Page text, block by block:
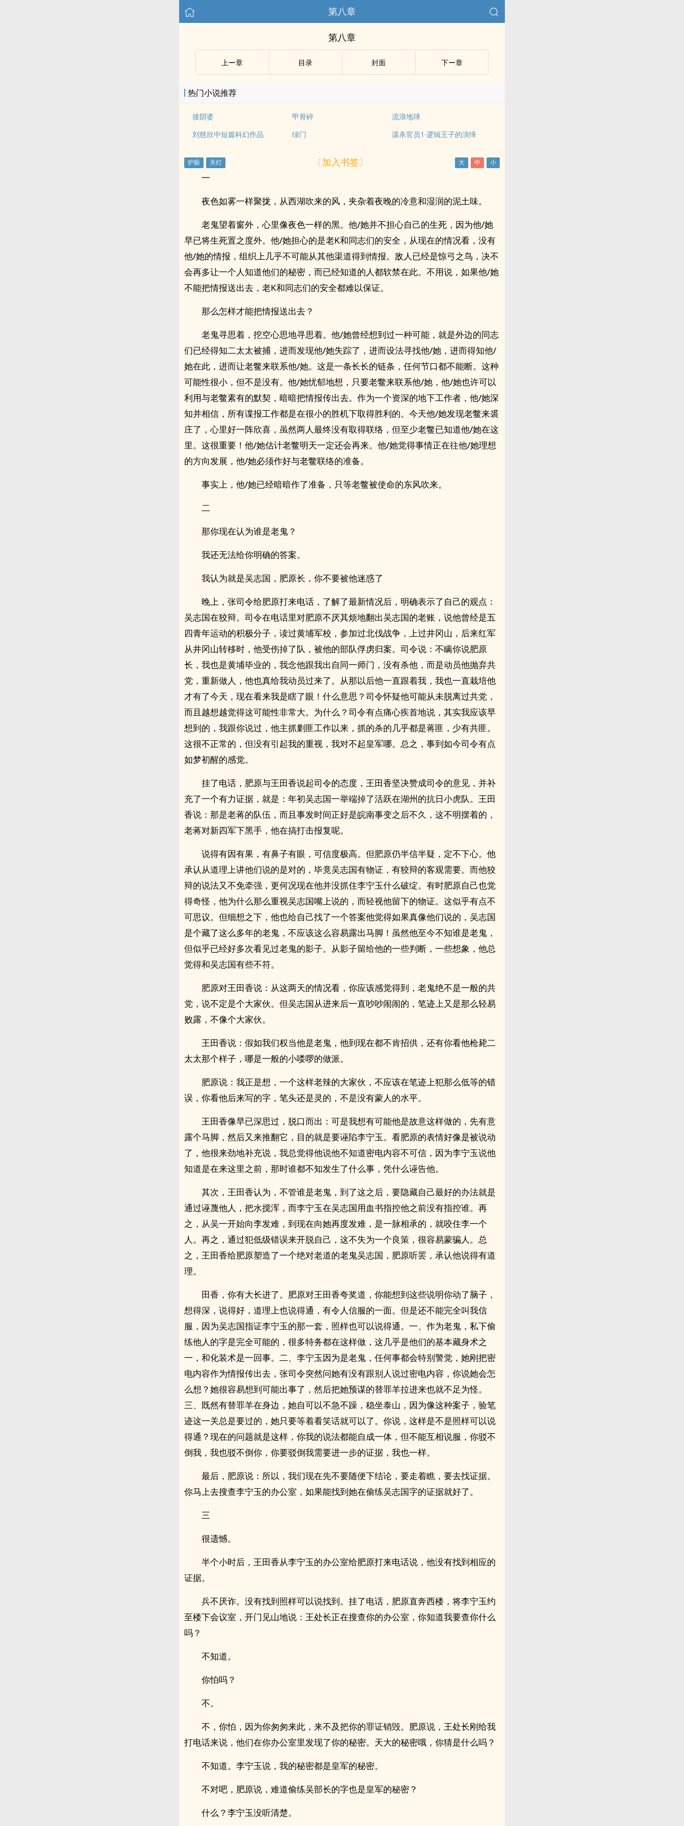
第八章
第八章
上ー章 目录 封面 下ー章
热门小说推荐
接阴婆 甲骨碎
流浪地球
刘慈欣中短篇科幻作品
绿门 谋杀官员1·逻辑王子的演绎
〔加入书签〕
一
夜色如雾一样聚拢，从西湖吹来的风，夹杂着夜晚的冷意和湿润的泥土味。
老鬼望着窗外，心里像夜色一样的黑。他/她并不担心自己的生死，因为他/她
早已将生死置之度外。他/她担心的是老K和同志们的安全，从现在的情况看，没有
他/她的情报，组织上几乎不可能从其他渠道得到情报。敌人已经是惊弓之鸟，决不
会再多让一个人知道他们的秘密，而已经知道的人都软禁在此。不用说，如果他/她
不能把情报送出去，老K和同志们的安全都难以保证。
那么怎样才能把情报送出去？
老鬼寻思着，挖空心思地寻思着。他/她曾经想到过一种可能，就是外边的同志
们已经得知二太太被捕，进而发现他/她失踪了，进而设法寻找他/她，进而得知他/
她在此，进而让老鳖来联系他/她。这是一条长长的链条，任何节口都不能断。这种
可能性很小，但不是没有。他/她忧郁地想，只要老鳖来联系他/她，他/她也许可以
利用与老鳖素有的默契，暗暗把情报传出去。作为一个资深的地下工作者，他/她深
知并相信，所有谍报工作都是在很小的胜机下取得胜利的。今天他/她发现老鳖来裘
庄了，心里好一阵欣喜，虽然两人最终没有取得联络，但至少老鳖已知道他/她在这
里。这很重要！他/她估计老鳖明天一定还会再来。他/她觉得事情正在往他/她理想
的方向发展，他/她必须作好与老鳖联络的准备。
事实上，他/她已经暗暗作了准备，只等老鳖被使命的东风吹来。
二
那你现在认为谁是老鬼？
我还无法给你明确的答案。
我认为就是吴志国，肥原长，你不要被他迷惑了
晚上，张司令给肥原打来电话，了解了最新情况后，明确表示了自己的观点：
吴志国在狡辩。司令在电话里对肥原不厌其烦地翻出吴志国的老账，说他曾经是五
四青年运动的积极分子，读过黄埔军校，参加过北伐战争，上过井冈山，后来红军
从井冈山转移时，他受伤掉了队，被他的部队俘虏归案。司令说：不瞒你说肥原
长，我也是黄埔毕业的，我念他跟我出自同一师门，没有杀他，而是动员他抛弃共
党，重新做人，他也真给我动员过来了。从那以后他一直跟着我，我也一直栽培他
才有了今天，现在看来我是瞎了眼！什么意思？司令怀疑他可能从未脱离过共党，
而且越想越觉得这可能性非常大。为什么？司令有点痛心疾首地说，其实我应该早
想到的，我跟你说过，他主抓剿匪工作以来，抓的杀的几乎都是蒋匪，少有共匪。
这很不正常的，但没有引起我的重视，我对不起皇军哪。总之，事到如今司令有点
如梦初醒的感觉。
挂了电话，肥原与王田香说起司令的态度，王田香坚决赞成司令的意见，并补
充了一个有力证据，就是：年初吴志国一举端掉了活跃在湖州的抗日小虎队。王田
香说：那是老蒋的队伍，而且事发时间正好是皖南事变之后不久，这不明摆着的，
老蒋对新四军下黑手，他在搞打击报复呢。
说得有因有果，有鼻子有眼，可信度极高。但肥原仍半信半疑，定不下心。他
承认从道理上讲他们说的是对的，毕竟吴志国有物证，有狡辩的客观需要。而他狡
辩的说法又不免牵强，更何况现在他并没抓住李宁玉什么破绽。有时肥原自己也觉
得奇怪，他为什么那么重视吴志国嘴上说的，而轻视他留下的物证。这似乎有点不
可思议。但细想之下，他也给自己找了一个答案他觉得如果真像他们说的，吴志国
是个藏了这么多年的老鬼，不应该这么容易露出马脚！虽然他至今不知谁是老鬼，
但似乎已经好多次看见过老鬼的影子。从影子留给他的一些判断，一些想象，他总
觉得和吴志国有些不符。
肥原对王田香说：从这两天的情况看，你应该感觉得到，老鬼绝不是一般的共
党，说不定是个大家伙。但吴志国从进来后一直吵吵闹闹的，笔迹上又是那么轻易
败露，不像个大家伙。
王田香说：假如我们权当他是老鬼，他到现在都不肯招供，还有你看他枪毙二
太太那个样子，哪是一般的小喽啰的做派。
肥原说：我正是想，一个这样老辣的大家伙，不应该在笔迹上犯那么低等的错
误，你看他后来写的字，笔头还是灵的，不是没有蒙人的水平。
王田香像早已深思过，脱口而出：可是我想有可能他是故意这样做的，先有意
露个马脚，然后又来推翻它，目的就是要诬陷李宁玉。看肥原的表情好像是被说动
了，他很来劲地补充说，我总觉得他说他不知道密电内容不可信，因为李宁玉说他
知道是在来这里之前，那时谁都不知发生了什么事，凭什么诬告他。
其次，王田香认为，不管谁是老鬼，到了这之后，要隐藏自己最好的办法就是
通过诬蔑他人，把水搅浑，而李宁玉在吴志国用血书指控他之前没有指控谁。再
之，从吴一开始向李发难，到现在向她再度发难，是一脉相承的，就咬住李一个
人。再之，通过犯低级错误来开脱自己，这不失为一个良策，很容易蒙骗人。总
之，王田香给肥原塑造了一个绝对老道的老鬼吴志国，肥原听罢，承认他说得有道
理。
田香，你有大长进了。肥原对王田香夸奖道，你能想到这些说明你动了脑子，
想得深，说得好，道理上也说得通，有令人信服的一面。但是还不能完全叫我信
服，因为吴志国指证李宁玉的那一套，照样也可以说得通。一、作为老鬼，私下偷
练他人的字是完全可能的，很多特务都在这样做，这几乎是他们的基本藏身术之
一，和化装术是一回事。二、李宁玉因为是老鬼，任何事都会特别警觉，她刚把密
电内容作为情报传出去，张司令突然问她有没有跟别人说过密电内容，你说她会怎
么想？她很容易想到可能出事了，然后把她预谋的替罪羊拉进来也就不足为怪。
三、既然有替罪羊在身边，她自可以不急不躁，稳坐泰山，因为像这种案子，验笔
迹这一关总是要过的，她只要等着看笑话就可以了。你说，这样是不是照样可以说
得通？现在的问题就是这样，你我的说法都能自成一体，但不能互相说服，你驳不
倒我，我也驳不倒你，你要驳倒我需要进一步的证据，我也一样。
最后，肥原说：所以，我们现在先不要随便下结论，要走着瞧，要去找证据。
你马上去搜查李宁玉的办公室，如果能找到她在偷练吴志国字的证据就好了。
三
很遗憾。
半个小时后，王田香从李宁玉的办公室给肥原打来电话说，他没有找到相应的
证据。
兵不厌诈。没有找到照样可以说找到。挂了电话，肥原直奔西楼，将李宁玉约
至楼下会议室，开门见山地说：王处长正在搜查你的办公室，你知道我要查你什么
吗？
不知道。
你怕吗？
不。
不，你怕，因为你匆匆来此，来不及把你的罪证销毁。肥原说，王处长刚给我
打电话来说，他们在你办公室里发现了你的秘密。天大的秘密哦，你猜是什么吗？
不知道。李宁玉说，我的秘密都是皇军的秘密。
不对吧，肥原说，难道偷练吴部长的字也是皇军的秘密？
什么？李宁玉没听清楚。